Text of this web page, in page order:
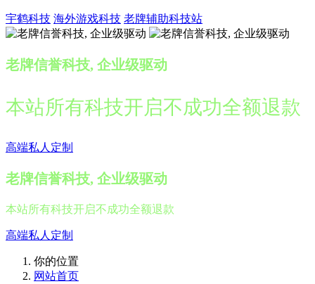
宇鹤科技 海外游戏科技 老牌辅助科技站
老牌信誉科技, 企业级驱动
本站所有科技开启不成功全额退款
高端私人定制
老牌信誉科技, 企业级驱动
本站所有科技开启不成功全额退款
高端私人定制
你的位置
网站首页